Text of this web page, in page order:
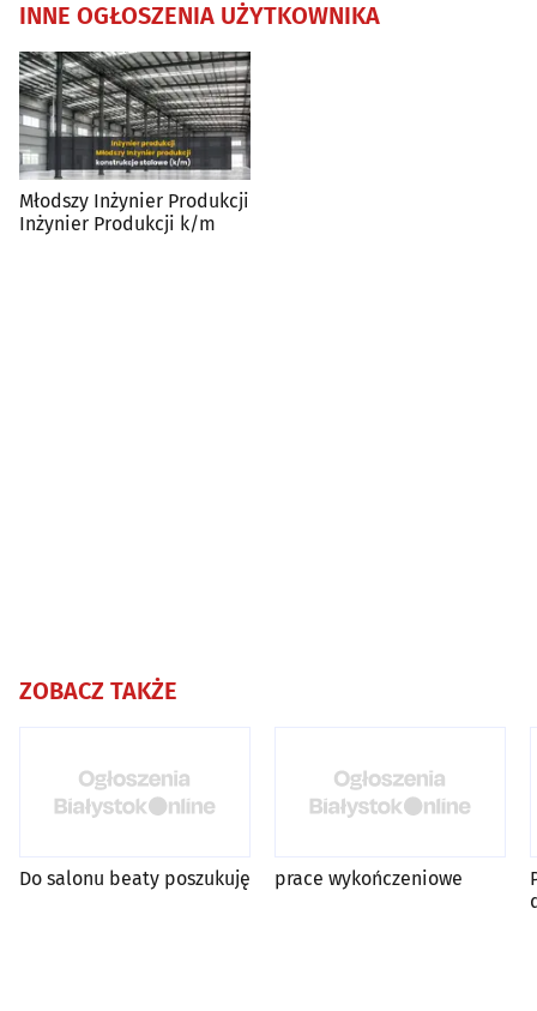
INNE OGŁOSZENIA UŻYTKOWNIKA
Młodszy Inżynier Produkcji
Inżynier Produkcji k/m
ZOBACZ TAKŻE
Do salonu beaty poszukuję prace wykończeniowe